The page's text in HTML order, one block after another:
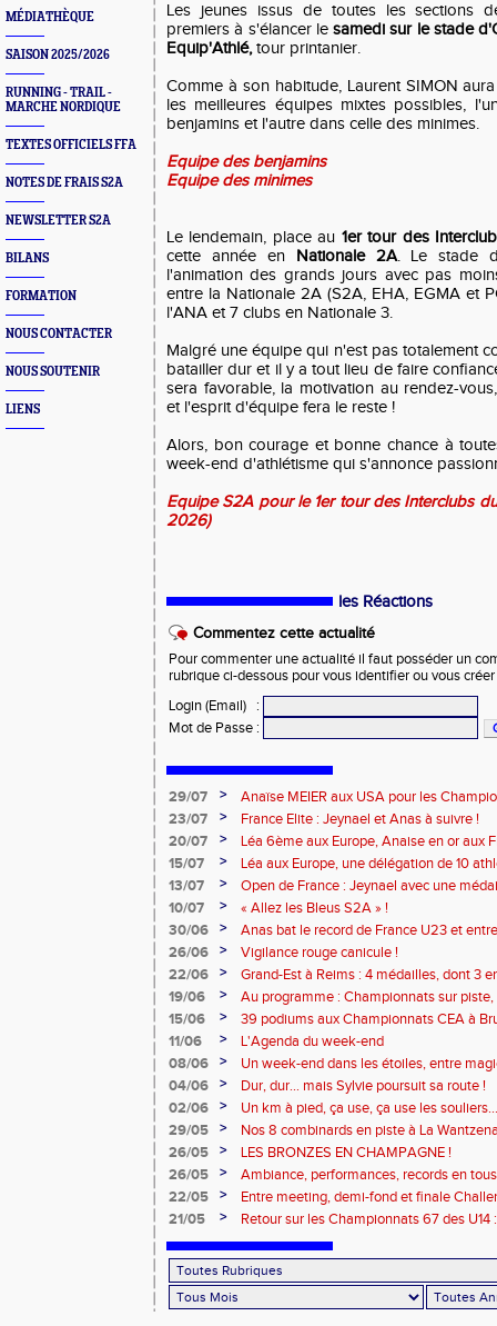
MÉDIATHÈQUE
SAISON 2025/2026
RUNNING - TRAIL -
MARCHE NORDIQUE
TEXTES OFFICIELS FFA
NOTES DE FRAIS S2A
NEWSLETTER S2A
BILANS
FORMATION
NOUS CONTACTER
NOUS SOUTENIR
LIENS
Les jeunes issus de toutes les sections
premiers à s'élancer lesamedi sur le stade
Equip'Athlé,tour printanier.
Comme à son habitude, Laurent SIMON
les meilleures équipes mixtes possibles,
benjamins et l'autre dans celle des minimes.
Equipe des benjamins
Equipe des minimes
Le lendemain, place au 1er tour des
cette année en Nationale 2A. Le stade
l'animation des grands jours avec pas
entre la Nationale 2A (S2A, EHA, EGMA et
l'ANA et 7 clubs en Nationale 3.
Malgré une équipe qui n'est pas totalement
batailler dur et il y a tout lieu de faire
sera favorable, la motivation au rendez-
et l'esprit d'équipe fera le reste !
Alors, bon courage et bonne chance à
week-end d'athlétisme qui s'annonce
Equipe S2A pour le 1er tour des Interclubs
2026)
les Réactions
Commentez cette actualité
Pour commenter une actualité il faut posséder un
rubrique ci-dessous pour vous identifier ou vous
Login (Email)
:
Mot de Passe :
29/07 >
Anaïse MEIER aux USA pour les
23/07
>
France Elite : Jeynael et Anas à suivre !
20/07
>
Léa 6ème aux Europe, Anaise en or aux
15/07
>
Léa aux Europe, une délégation de 10
13/07
>
Open de France : Jeynael avec une
battus !
10/07 >
« Allez les Bleus S2A » !
30/06
>
Anas bat le record de France U23 et
26/06
>
Vigilance rouge canicule !
22/06
>
Grand-Est à Reims : 4 médailles, dont 3
19/06
>
Au programme : Championnats sur
canicule !
15/06 >
39 podiums aux Championnats CEA à
pour Benjamin à Reims !
11/06 >
L'Agenda du week-end
08/06
>
Un week-end dans les étoiles, entre
04/06
>
Dur, dur... mais Sylvie poursuit sa route !
02/06
>
Un km à pied, ça use, ça use les
29/05
>
Nos 8 combinards en piste à La
26/05
>
LES BRONZES EN CHAMPAGNE !
26/05
>
Ambiance, performances, records en
S2A ont brillé !
22/05 >
Entre meeting, demi-fond et finale
21/05
> Retour sur les Championnats 67 des U14